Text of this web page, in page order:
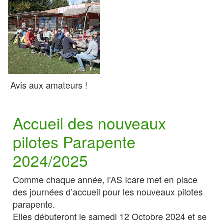
Avis aux amateurs !
Accueil des nouveaux
pilotes Parapente
2024/2025
Comme chaque année, l’AS Icare met en place
des journées d’accueil pour les nouveaux pilotes
parapente.
Elles débuteront le samedi 12 Octobre 2024 et se